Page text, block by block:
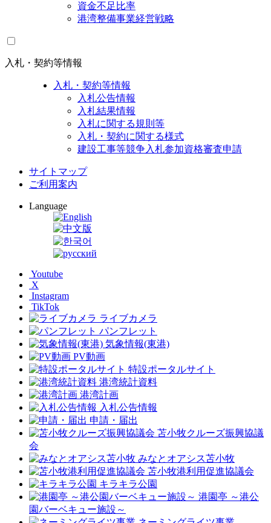
資金不足比率
港湾整備事業経営戦略
入札・契約等情報
入札・契約等情報
入札公告情報
入札結果情報
入札に関する規則等
入札・契約に関する様式
建設工事等競争入札参加資格審査申請
サイトマップ
ご利用案内
Language
Youtube
X
Instagram
TikTok
ライブカメラ
パンフレット
気象情報(東港)
PV動画
特設ポータルサイト
港湾統計資料
港湾計画
入札公告情報
申請・届出
苫小牧クルーズ振興協議
会
みなとオアシス苫小牧
苫小牧港利用促進協議会
キラキラ公園
港園亭 ～港公
園バーベキュー施設～